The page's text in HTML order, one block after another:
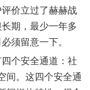
价立过了赫赫战
期，最少一年多
须留意一下。
个安全通道：社
间。这四个安全通